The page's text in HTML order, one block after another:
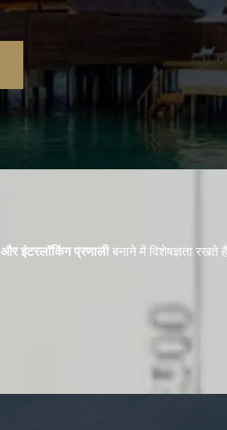
इंटरलॉकिंग प्रणालीबनाने में विशेषज्ञता रखते